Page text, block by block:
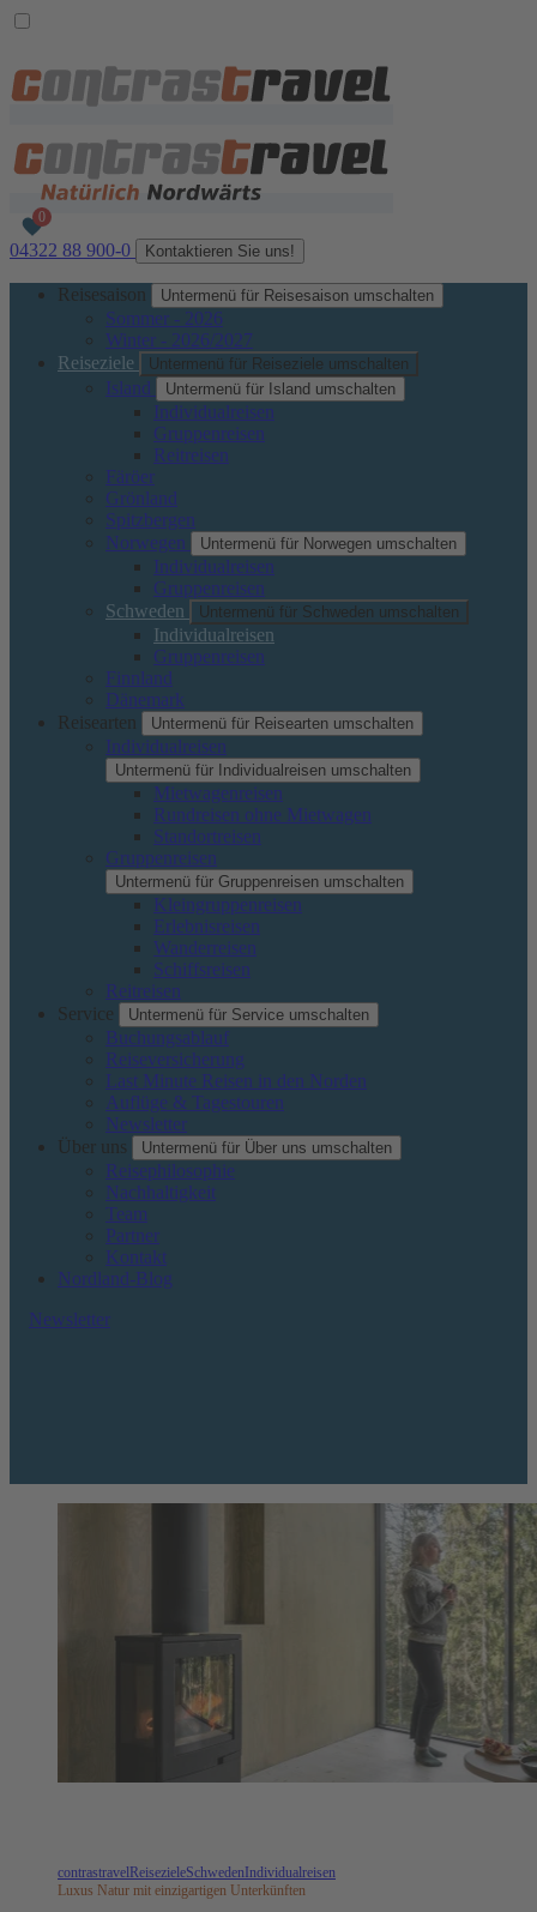
04322 88 900-0 Kontaktieren Sie uns!
Reisesaison Untermenü für Reisesaison umschalten
Sommer - 2026
Winter - 2026/2027
Reiseziele
Untermenü für Reiseziele umschalten
Island Untermenü für Island umschalten
Individualreisen
Gruppenreisen
Reitreisen
Färöer
Grönland
Spitzbergen
Norwegen
Untermenü für Norwegen umschalten
Individualreisen
Gruppenreisen
Schweden
Untermenü für Schweden umschalten
Individualreisen
Gruppenreisen
Finnland
Dänemark
Reisearten
Untermenü für Reisearten umschalten
Individualreisen
Untermenü für Individualreisen umschalten
Mietwagenreisen
Rundreisen ohne Mietwagen
Standortreisen
Gruppenreisen
Untermenü für Gruppenreisen umschalten
Kleingruppenreisen
Erlebnisreisen
Wanderreisen
Schiffsreisen
Reitreisen
Service
Untermenü für Service umschalten
Buchungsablauf
Reiseversicherung
Last Minute Reisen in den Norden
Auflüge & Tagestouren
Newsletter
Über uns
Untermenü für Über uns umschalten
Reisephilosophie
Nachhaltigkeit
Team
Partner
Kontakt
Nordland-Blog
Newsletter
contrastravel ReisezieleSchweden Individualreisen
Luxus Natur mit einzigartigen Unterkünften